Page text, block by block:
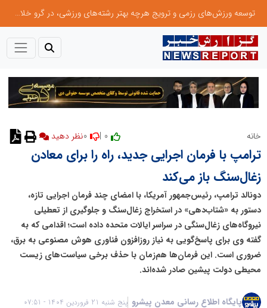
توسعه ورزش‌های رزمی و ترویج هرچه بهتر رشته‌های ورزشی، در گرو خلاقیت و نوآوری است
خانه نظر دهید
ترامپ با فرمان اجرایی جدید، راه را برای معادن
زغال‌سنگ باز می‌کند
دونالد ترامپ، رئیس‌جمهور آمریکا، با امضای چند فرمان اجرایی تازه،
دستور به «شتاب‌دهی» در استخراج زغال‌سنگ و جلوگیری از تعطیلی
نیروگاه‌های زغال‌سنگی در سراسر ایالات متحده داده است؛ اقدامی که به‌
گفته وی برای پاسخ‌گویی به نیاز روزافزون فناوری هوش مصنوعی به برق،
ضروری است. این فرمان‌ها هم‌زمان با حذف برخی سیاست‌های زیست
محیطی دولت پیشین صادر شده‌اند.
پایگاه اطلاع رسانی معدن پیشرو پنج شنبه 21 فروردین 1404 - 07:51